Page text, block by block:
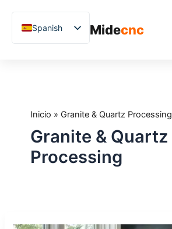
Midecnc
Aplicaciones
Blog
Estudios de caso
Spanish
English
Arabic
Japanese
Inicio » Granite & Quartz Processing
Granite & Quartz
Processing